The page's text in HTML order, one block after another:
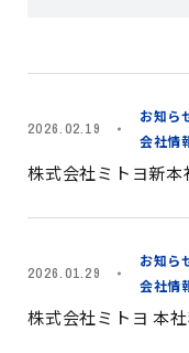
2026.02.19
お知ら
会社情
株式会社ミトヨ新
2026.01.29
お知ら
会社情
株式会社ミトヨ 本